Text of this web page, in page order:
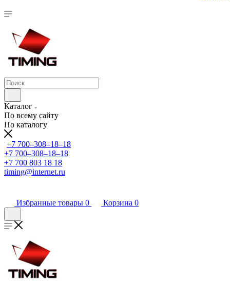
Каталог
По всему сайту
По каталогу
+7 700‒308‒18‒18
+7 700‒308‒18‒18
+7 700 803 18 18
timing@internet.ru
Избранные товары 0 Корзина 0